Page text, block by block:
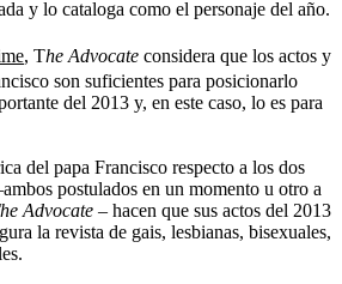
y lo cataloga como el personaje del año.
, The Advocate considera que los actos y
son suficientes para posicionarlo
del 2013 y, en este caso, lo es para
del papa Francisco respecto a los dos
postulados en un momento u otro a
Advocate – hacen que sus actos del 2013
la revista de gais, lesbianas, bisexuales,